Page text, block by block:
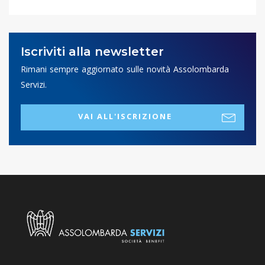
Iscriviti alla newsletter
Rimani sempre aggiornato sulle novità Assolombarda
Servizi.
VAI ALL'ISCRIZIONE